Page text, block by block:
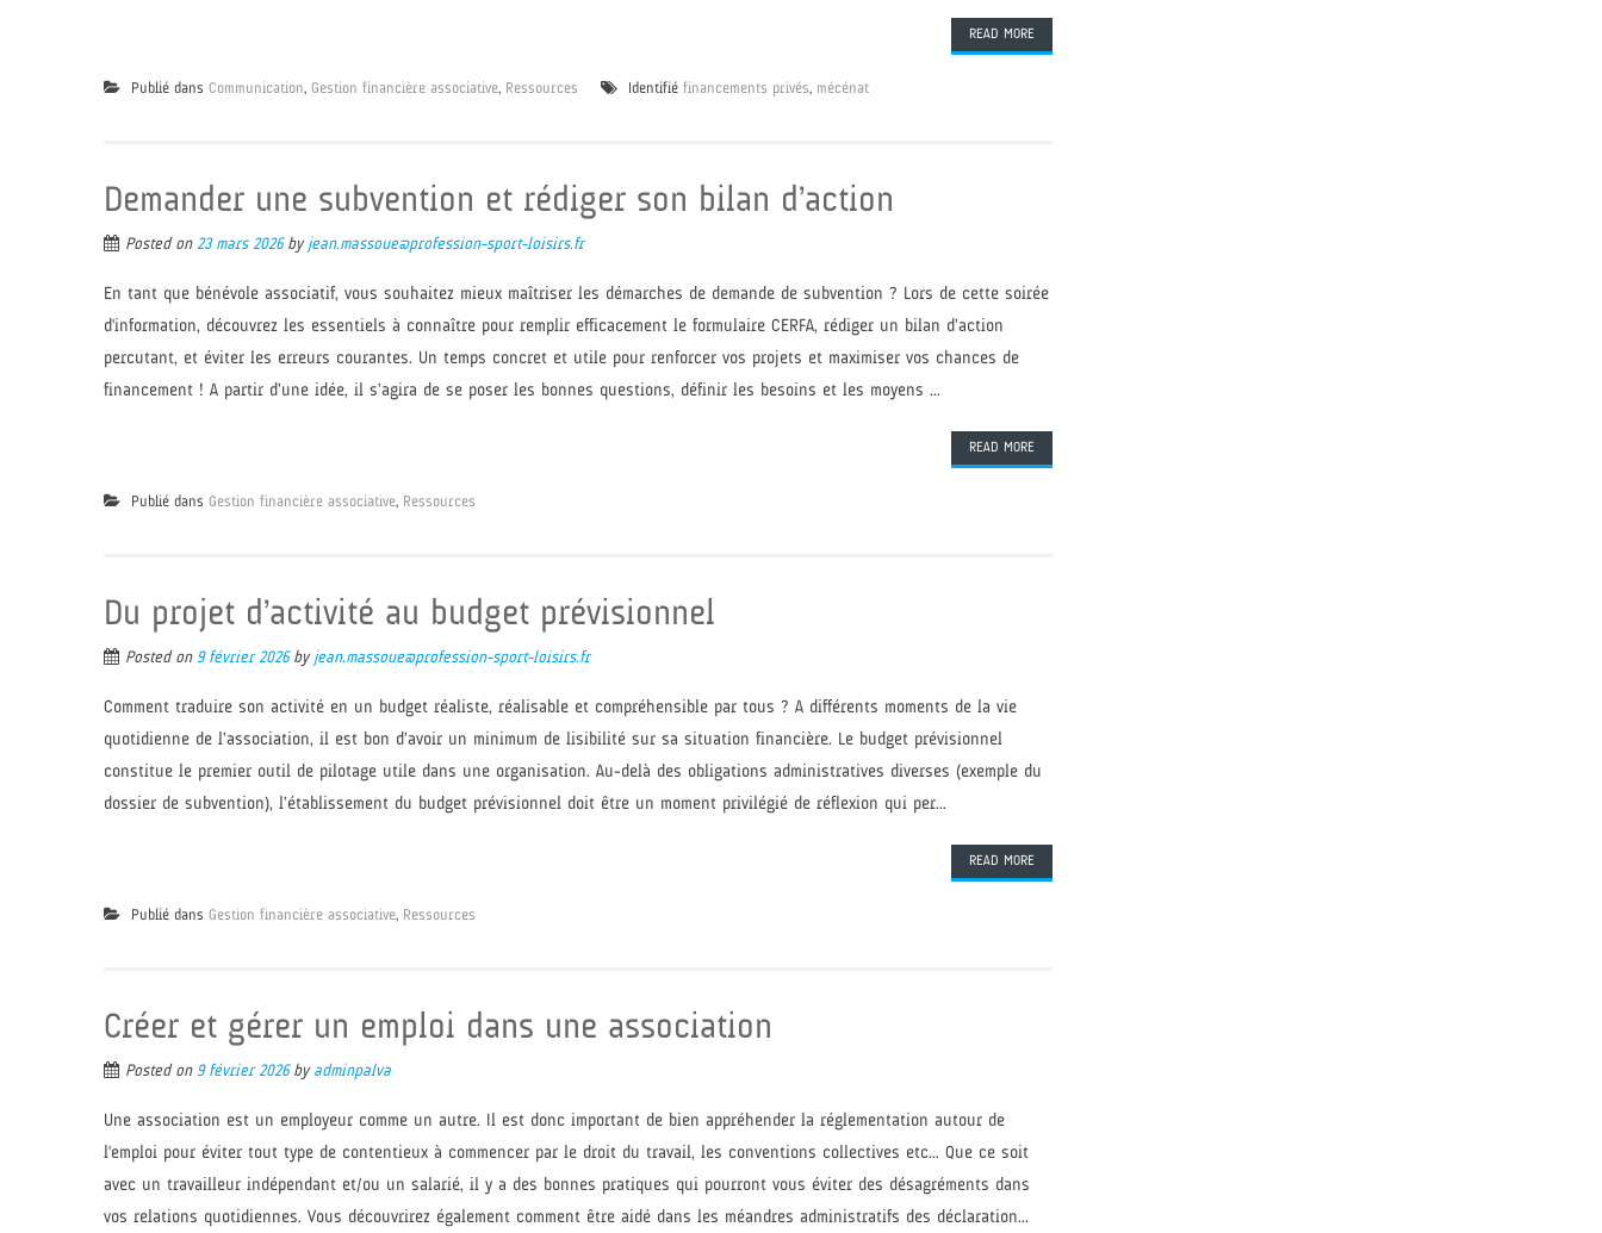
READ MORE
Publié dans Communication, Gestion financière associative, Ressources Identifié financements privés, mécénat
Demander une subvention et rédiger son bilan d’action
Posted on 23 mars 2026by jean.massoue@profession-sport-loisirs.fr
En tant que bénévole associatif, vous souhaitez mieux maîtriser les démarches de demande de subvention ? Lors de cette soirée
d'information, découvrez les essentiels à connaître pour remplir efficacement le formulaire CERFA, rédiger un bilan d’action
percutant, et éviter les erreurs courantes. Un temps concret et utile pour renforcer vos projets et maximiser vos chances de
financement ! A partir d’une idée, il s’agira de se poser les bonnes questions, définir les besoins et les moyens ...
READ MORE
Publié dans Gestion financière associative, Ressources
Du projet d’activité au budget prévisionnel
Posted on 9 février 2026by jean.massoue@profession-sport-loisirs.fr
Comment traduire son activité en un budget réaliste, réalisable et compréhensible par tous ? A différents moments de la vie
quotidienne de l’association, il est bon d’avoir un minimum de lisibilité sur sa situation financière. Le budget prévisionnel
constitue le premier outil de pilotage utile dans une organisation. Au-delà des obligations administratives diverses (exemple du
dossier de subvention), l’établissement du budget prévisionnel doit être un moment privilégié de réflexion qui per...
READ MORE
Publié dans Gestion financière associative, Ressources
Créer et gérer un emploi dans une association
Posted on 9 février 2026by adminpalva
Une association est un employeur comme un autre. Il est donc important de bien appréhender la réglementation autour de
l'emploi pour éviter tout type de contentieux à commencer par le droit du travail, les conventions collectives etc... Que ce soit
avec un travailleur indépendant et/ou un salarié, il y a des bonnes pratiques qui pourront vous éviter des désagréments dans
vos relations quotidiennes. Vous découvrirez également comment être aidé dans les méandres administratifs des déclaration...